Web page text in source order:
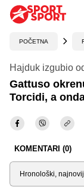
POČETNA
Hajduk izgubio
Gattuso
Torcidi, a
KOMENTARI (0)
Sortiraj